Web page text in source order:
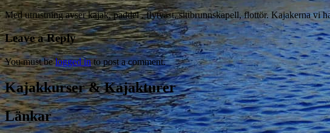
Med utrustning avser kajak, paddel , flytväst, sittbrunnskapell, flottör. Kajakerna vi
Leave a Reply
You must belogged into post a comment.
Kajakkurser & Kajakturer
Länkar